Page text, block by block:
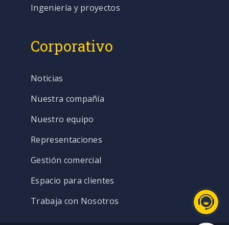
Ingeniería y proyectos
Corporativo
Noticias
Nuestra compañía
Nuestro equipo
Representaciones
Gestión comercial
Espacio para clientes
Trabaja con Nosotros